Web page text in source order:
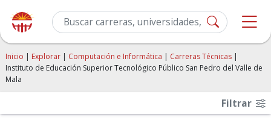
Inicio | Explorar | Computación e Informática | Carreras Técnicas |
Instituto de Educación Superior Tecnológico Público San Pedro del Valle de
Mala
Filtrar